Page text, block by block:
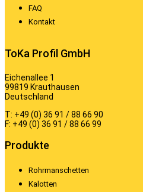
FAQ
Kontakt
ToKa Profil GmbH
Eichenallee 1
99819 Krauthausen
Deutschland
T: +49 (0) 36 91 / 88 66 90
F: +49 (0) 36 91 / 88 66 99
Produkte
Rohrmanschetten
Kalotten